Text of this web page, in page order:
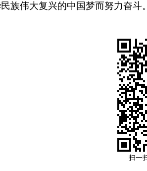
族伟大复兴的中国梦而努力奋斗。
扫一